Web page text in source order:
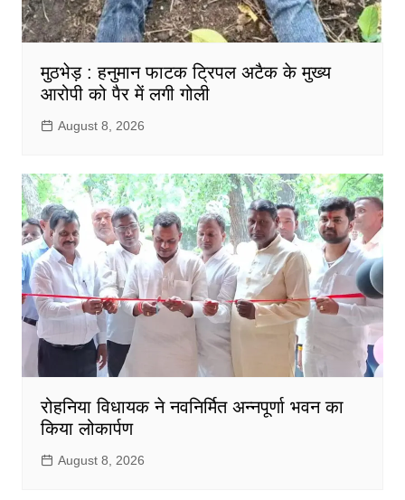
मुठभेड़ : हनुमान फाटक ट्रिपल अटैक के मुख्य
आरोपी को पैर में लगी गोली
August 8, 2026
रोहनिया विधायक ने नवनिर्मित अन्नपूर्णा भवन का
किया लोकार्पण
August 8, 2026